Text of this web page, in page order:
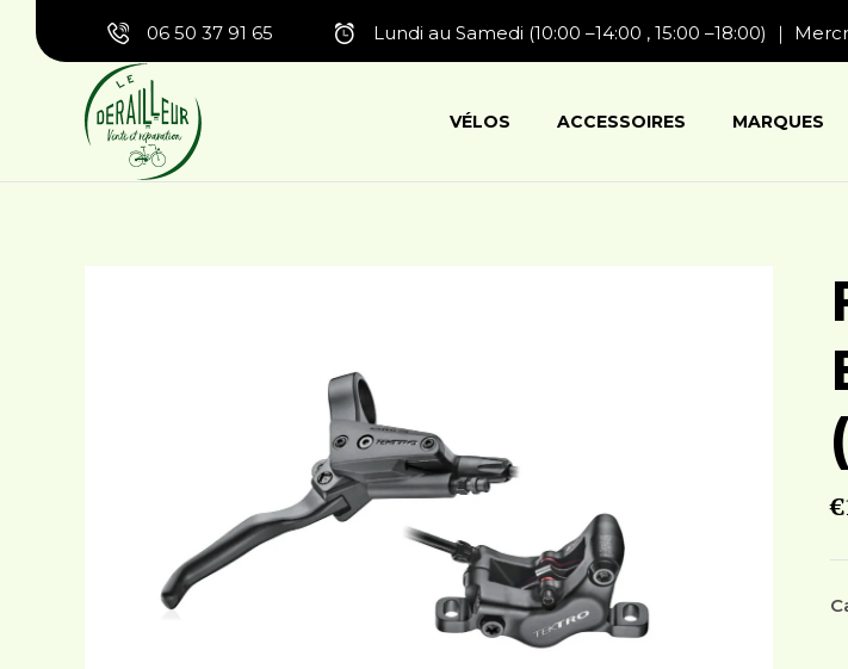
06 50 37 91 65 Lundi au Samedi (10:00 –14:00 , 15:00 –18:00) ｜
VÉLOS ACCESSOIRES MARQUES
€